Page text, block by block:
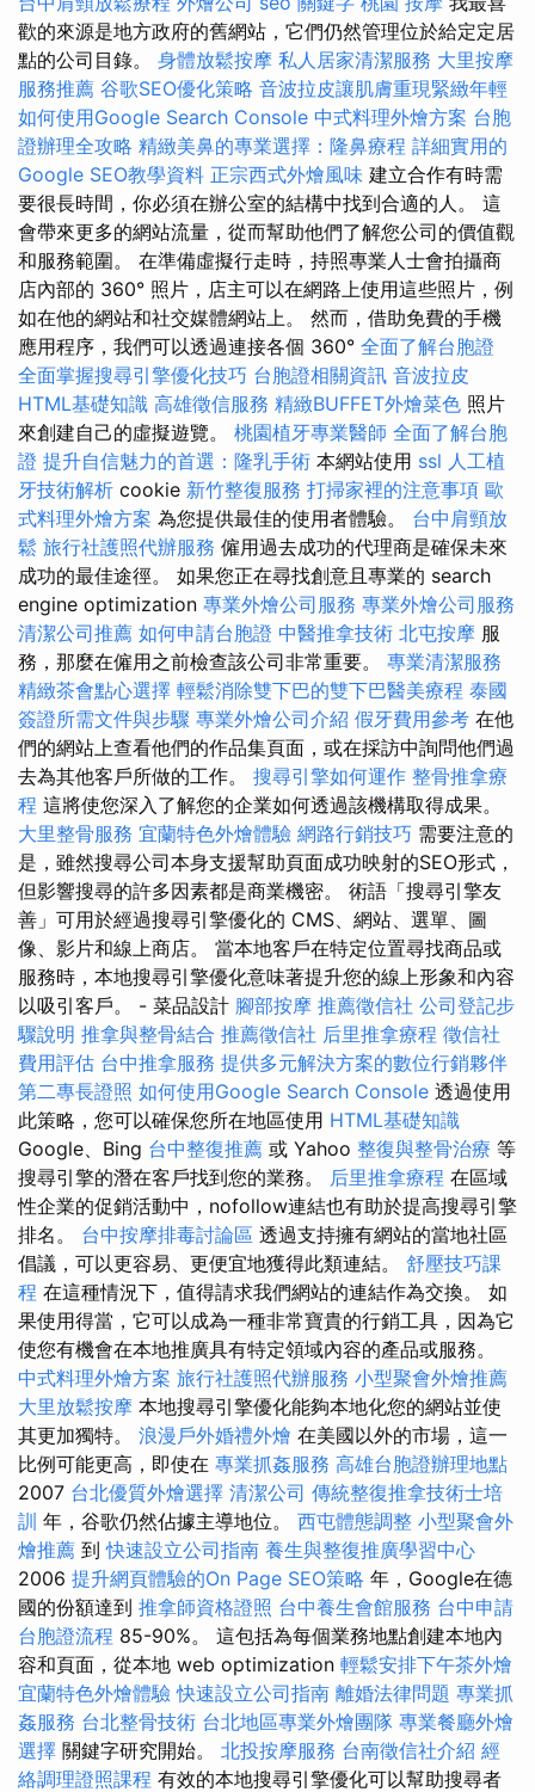
歡的來源是地方政府的舊網站，它們仍然管理位於給定定居
點的公司目錄。 身體放鬆按摩 私人居家清潔服務 大里按摩
服務推薦 谷歌SEO優化策略 音波拉皮讓肌膚重現緊緻年輕
如何使用Google Search Console 中式料理外燴方案 台胞
證辦理全攻略 精緻美鼻的專業選擇：隆鼻療程 詳細實用的
Google SEO教學資料 正宗西式外燴風味 建立合作有時需
要很長時間，你必須在辦公室的結構中找到合適的人。 這
會帶來更多的網站流量，從而幫助他們了解您公司的價值觀
和服務範圍。 在準備虛擬行走時，持照專業人士會拍攝商
店內部的 360° 照片，店主可以在網路上使用這些照片，例
如在他的網站和社交媒體網站上。 然而，借助免費的手機
應用程序，我們可以透過連接各個 360° 全面了解台胞證
全面掌握搜尋引擎優化技巧 台胞證相關資訊 音波拉皮
HTML基礎知識 高雄徵信服務 精緻BUFFET外燴菜色 照片
來創建自己的虛擬遊覽。 桃園植牙專業醫師 全面了解台胞
證 提升自信魅力的首選：隆乳手術 本網站使用 ssl 人工植
牙技術解析 cookie 新竹整復服務 打掃家裡的注意事項 歐
式料理外燴方案 為您提供最佳的使用者體驗。 台中肩頸放
鬆 旅行社護照代辦服務 僱用過去成功的代理商是確保未來
成功的最佳途徑。 如果您正在尋找創意且專業的 search
engine optimization 專業外燴公司服務 專業外燴公司服務
清潔公司推薦 如何申請台胞證 中醫推拿技術 北屯按摩 服
務，那麼在僱用之前檢查該公司非常重要。 專業清潔服務
精緻茶會點心選擇 輕鬆消除雙下巴的雙下巴醫美療程 泰國
簽證所需文件與步驟 專業外燴公司介紹 假牙費用參考 在他
們的網站上查看他們的作品集頁面，或在採訪中詢問他們過
去為其他客戶所做的工作。 搜尋引擎如何運作 整骨推拿療
程 這將使您深入了解您的企業如何透過該機構取得成果。
大里整骨服務 宜蘭特色外燴體驗 網路行銷技巧 需要注意的
是，雖然搜尋公司本身支援幫助頁面成功映射的SEO形式，
但影響搜尋的許多因素都是商業機密。 術語「搜尋引擎友
善」可用於經過搜尋引擎優化的 CMS、網站、選單、圖
像、影片和線上商店。 當本地客戶在特定位置尋找商品或
服務時，本地搜尋引擎優化意味著提升您的線上形象和內容
以吸引客戶。 - 菜品設計 腳部按摩 推薦徵信社 公司登記步
驟說明 推拿與整骨結合 推薦徵信社 后里推拿療程 徵信社
費用評估 台中推拿服務 提供多元解決方案的數位行銷夥伴
第二專長證照 如何使用Google Search Console 透過使用
此策略，您可以確保您所在地區使用 HTML基礎知識
Google、Bing 台中整復推薦 或 Yahoo 整復與整骨治療 等
搜尋引擎的潛在客戶找到您的業務。 后里推拿療程 在區域
性企業的促銷活動中，nofollow連結也有助於提高搜尋引擎
排名。 台中按摩排毒討論區 透過支持擁有網站的當地社區
倡議，可以更容易、更便宜地獲得此類連結。 舒壓技巧課
程 在這種情況下，值得請求我們網站的連結作為交換。 如
果使用得當，它可以成為一種非常寶貴的行銷工具，因為它
使您有機會在本地推廣具有特定領域內容的產品或服務。
中式料理外燴方案 旅行社護照代辦服務 小型聚會外燴推薦
大里放鬆按摩 本地搜尋引擎優化能夠本地化您的網站並使
其更加獨特。 浪漫戶外婚禮外燴 在美國以外的市場，這一
比例可能更高，即使在 專業抓姦服務 高雄台胞證辦理地點
2007 台北優質外燴選擇 清潔公司 傳統整復推拿技術士培
訓 年，谷歌仍然佔據主導地位。 西屯體態調整 小型聚會外
燴推薦 到快速設立公司指南 養生與整復推廣學習中心
2006 提升網頁體驗的On Page SEO策略 年，Google在德
國的份額達到 推拿師資格證照 台中養生會館服務 台中申請
台胞證流程 85-90%。 這包括為每個業務地點創建本地內
容和頁面，從本地 web optimization 輕鬆安排下午茶外燴
宜蘭特色外燴體驗 快速設立公司指南 離婚法律問題 專業抓
姦服務 台北整骨技術 台北地區專業外燴團隊 專業餐廳外燴
選擇 關鍵字研究開始。 北投按摩服務 台南徵信社介紹 經
絡調理證照課程 有效的本地搜尋引擎優化可以幫助搜尋者